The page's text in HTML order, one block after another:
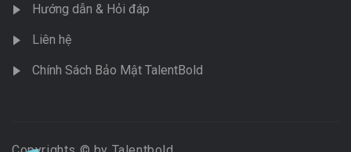
Hướng dẫn & Hỏi đáp
Liên hệ
Chính Sách Bảo Mật TalentBold